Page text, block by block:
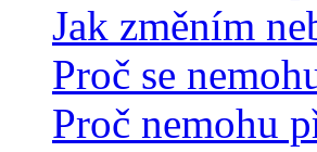
Jak změním
Proč se
Proč nemohu